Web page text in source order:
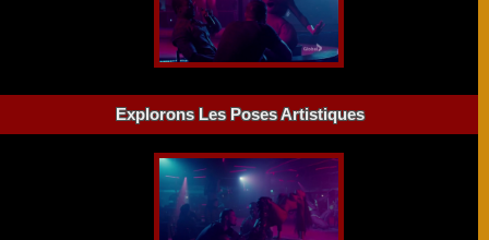
Explorons Les Poses Artistiques